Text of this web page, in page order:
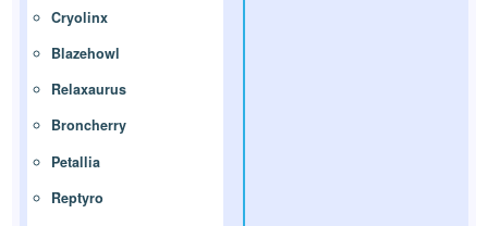
Cryolinx
Blazehowl
Relaxaurus
Broncherry
Petallia
Reptyro